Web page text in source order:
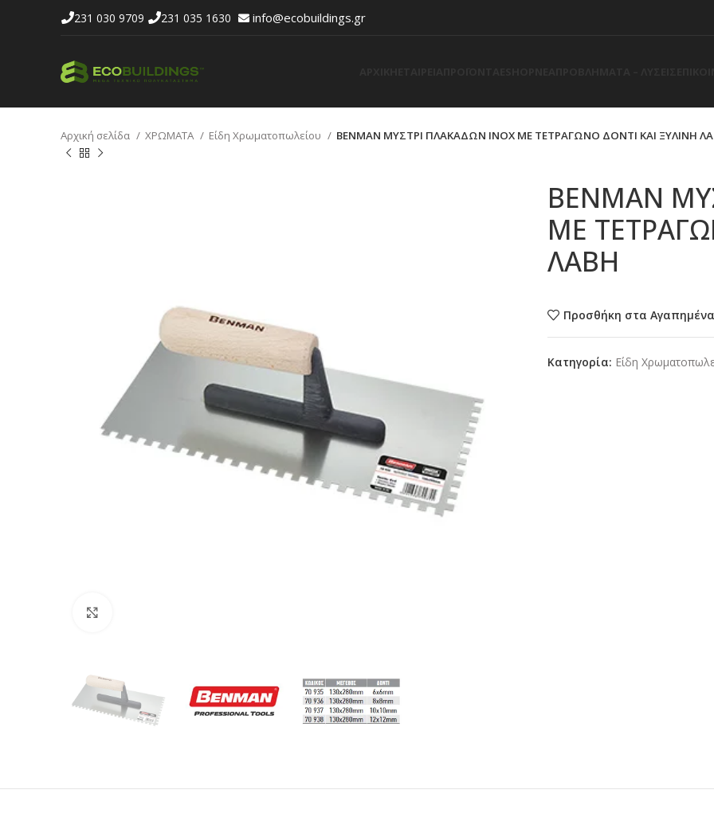
231 030 9709 231 035 1630 info@ecobuildings.gr
Αρχική σελίδα ΧΡΩΜΑΤΑ Είδη Χρωματοπωλείου BENMAN ΜΥΣΤΡΙ ΠΛΑΚΑΔΩΝ ΙΝΟΧ ΜΕ ΤΕΤΡΑΓΩΝΟ ΔΟΝΤΙ ΚΑΙ ΞΥΛΙΝΗ
BENMAN
ΜΕ
ΛΑΒΗ
Προσθήκη στα Αγαπημένα
Κατηγορία: Είδη